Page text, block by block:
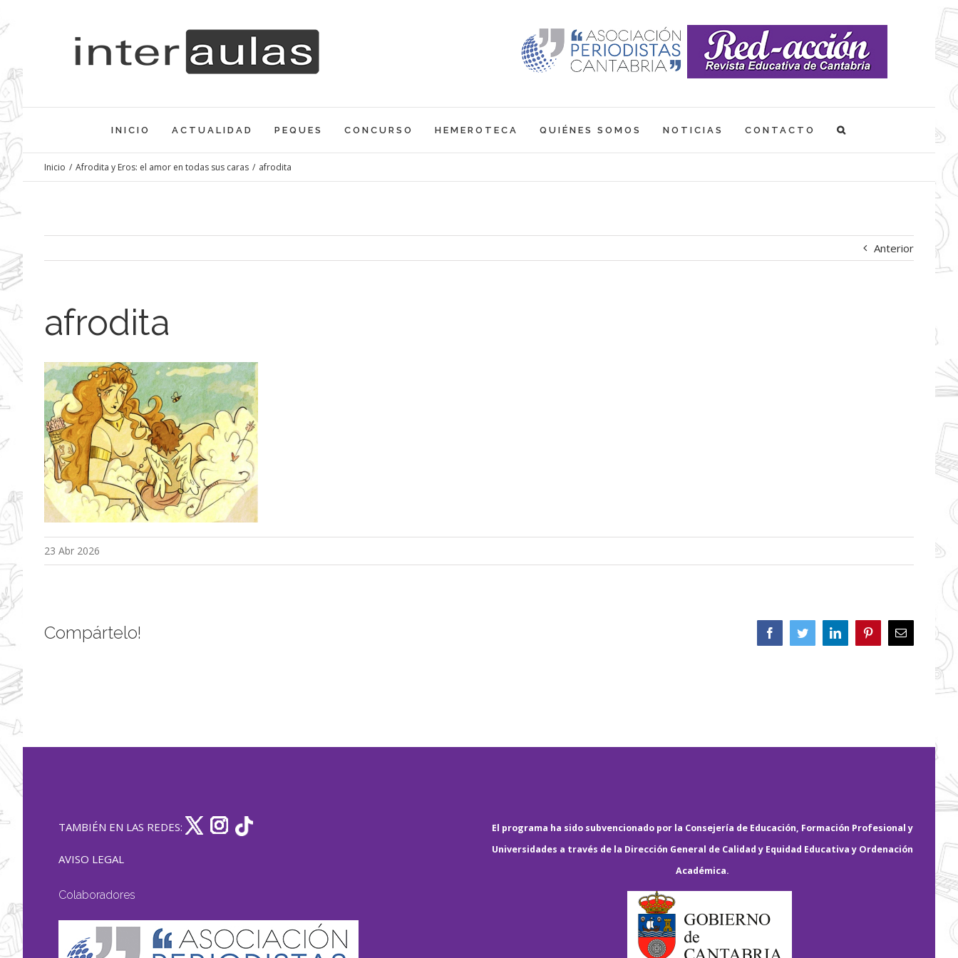
al
INICIO ACTUALIDAD PEQUES CONCURSO HEMEROTECA QUIÉNES SOMOS NOTICIAS CONTACTO
Inicio / Afrodita y Eros: el amor en todas sus caras / afrodita
Anterior
afrodita
23 Abr 2026
Compártelo! FacebookTwitterLinkedIn PinterestCorreo
electrónico
TAMBIÉN EN LAS REDES:
AVISO LEGAL
Colaboradores
El programa ha sido subvencionado por la Consejería de Educación, Formación Profesional y
Universidades a través de la Dirección General de Calidad y Equidad Educativa y Ordenación
Académica.